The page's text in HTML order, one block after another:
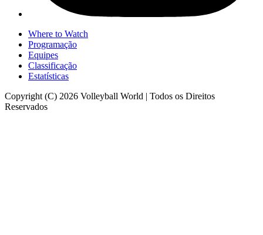
Where to Watch
Programação
Equipes
Classificação
Estatísticas
Copyright (C) 2026 Volleyball World | Todos os Direitos
Reservados